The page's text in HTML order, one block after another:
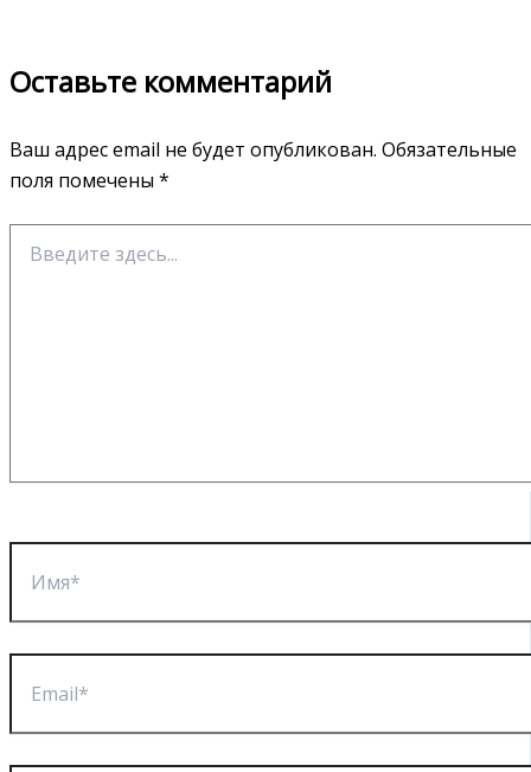
Оставьте комментарий
Ваш адрес email не будет опубликован. Обязательные
поля помечены *
здесь...